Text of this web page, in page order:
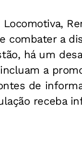
combater a
há um
a
de
receba